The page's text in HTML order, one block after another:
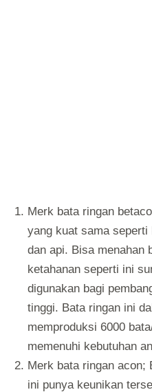
Merk bata ringan
yang kuat sama seperti
dan api. Bisa menahan
ketahanan seperti ini
digunakan bagi
tinggi. Bata ringan ini
memproduksi 6000
memenuhi kebutuhan
Merk bata ringan acon;
ini punya keunikan